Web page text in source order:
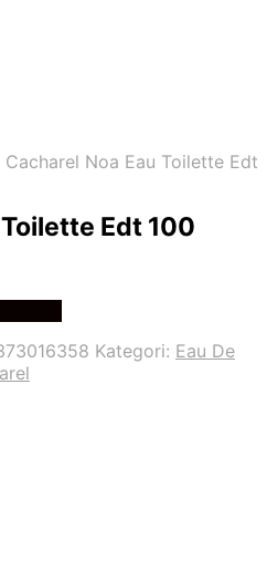
Cacharel Noa Eau Toilette Edt
Edt 100
Kategori: Eau De